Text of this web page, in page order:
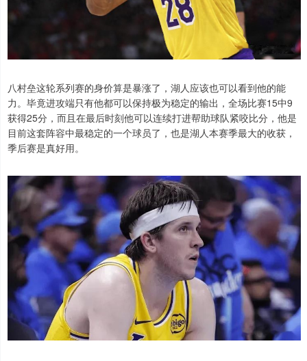
八村垒这轮系列赛的身价算是暴涨了，湖人应该也可以看到他的能
力。毕竟进攻端只有他都可以保持极为稳定的输出，全场比赛15中9
获得25分，而且在最后时刻他可以连续打进帮助球队紧咬比分，他是
目前这套阵容中最稳定的一个球员了，也是湖人本赛季最大的收获，
季后赛是真好用。